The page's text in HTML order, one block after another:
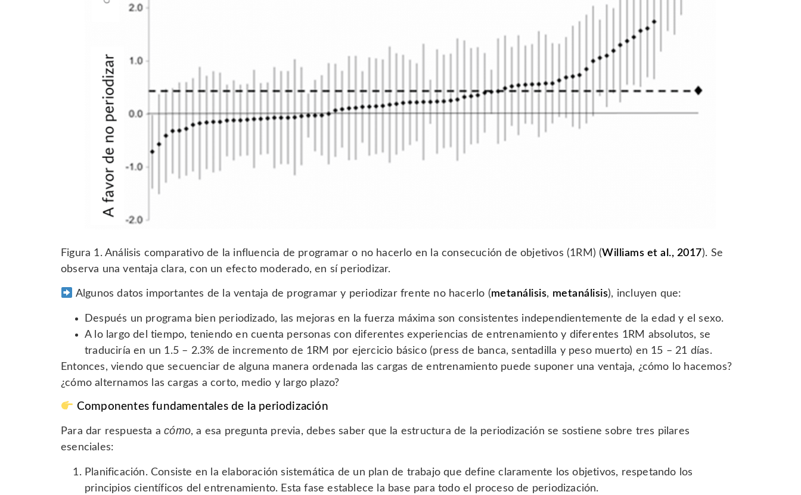
Figura 1. Análisis comparativo de la influencia de programar o no hacerlo en la consecución de objetivos (1RM) (Williams et al., 2017). Se
observa una ventaja clara, con un efecto moderado, en sí periodizar.
Algunos datos importantes de la ventaja de programar y periodizar frente no hacerlo (metanálisis, metanálisis), incluyen que:
Después un programa bien periodizado, las mejoras en la fuerza máxima son consistentes independientemente de la edad y el sexo.
A lo largo del tiempo, teniendo en cuenta personas con diferentes experiencias de entrenamiento y diferentes 1RM absolutos, se
traduciría en un 1.5 – 2.3% de incremento de 1RM por ejercicio básico (press de banca, sentadilla y peso muerto) en 15 – 21 días.
Entonces, viendo que secuenciar de alguna manera ordenada las cargas de entrenamiento puede suponer una ventaja, ¿cómo lo hacemos?
¿cómo alternamos las cargas a corto, medio y largo plazo?
Componentes fundamentales de la periodización
Para dar respuesta acómo, a esa pregunta previa, debes saber que la estructura de la periodización se sostiene sobre tres pilares
esenciales:
Planificación. Consiste en la elaboración sistemática de un plan de trabajo que define claramente los objetivos, respetando los
principios científicos del entrenamiento. Esta fase establece la base para todo el proceso de periodización.